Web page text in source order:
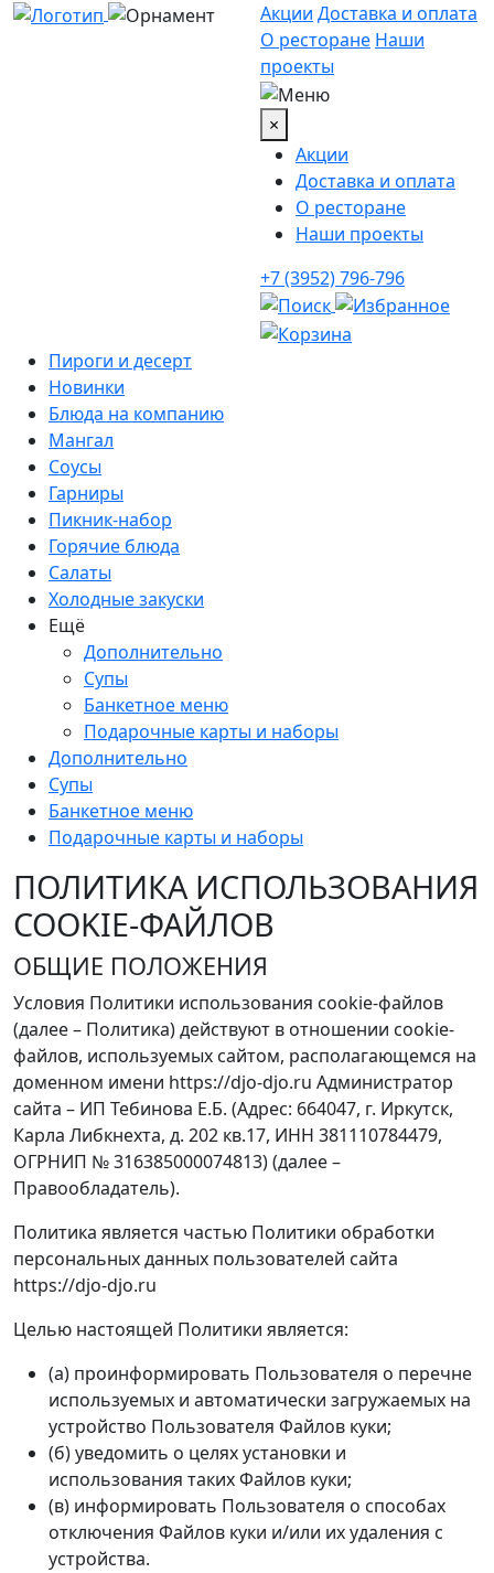
Акции Доставка и оплата
О ресторане Наши
проекты
×
Акции
Доставка и оплата
О ресторане
Наши проекты
+7 (3952) 796-796
Пироги и десерт
Новинки
Блюда на компанию
Мангал
Соусы
Гарниры
Пикник-набор
Горячие блюда
Салаты
Холодные закуски
Ещё
Дополнительно
Супы
Банкетное меню
Подарочные карты и наборы
Дополнительно
Супы
Банкетное меню
Подарочные карты и наборы
ПОЛИТИКА ИСПОЛЬЗОВАНИЯ
COOKIE-ФАЙЛОВ
ОБЩИЕ ПОЛОЖЕНИЯ
Условия Политики использования cookie-файлов
(далее – Политика) действуют в отношении cookie-
файлов, используемых сайтом, располагающемся на
доменном имени https://djo-djo.ru Администратор
сайта – ИП Тебинова Е.Б. (Адрес: 664047, г. Иркутск,
Карла Либкнехта, д. 202 кв.17, ИНН 381110784479,
ОГРНИП № 316385000074813) (далее –
Правообладатель).
Политика является частью Политики обработки
персональных данных пользователей сайта
https://djo-djo.ru
Целью настоящей Политики является:
(а) проинформировать Пользователя о перечне
используемых и автоматически загружаемых на
устройство Пользователя Файлов куки;
(б) уведомить о целях установки и
использования таких Файлов куки;
(в) информировать Пользователя о способах
отключения Файлов куки и/или их удаления с
устройства.